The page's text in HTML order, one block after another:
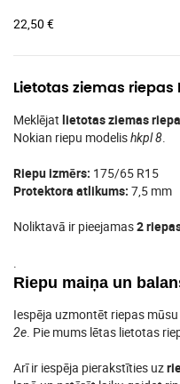
22,50 €
Lietotas ziemas riepas
Meklējat lietotas ziemas
Nokian riepu modelishkpl 8.
Riepu izmērs: 175/65 R15
Protektora atlikums: 7,5 mm
Noliktavā ir pieejamas2
.
Riepu maiņa un
Iespēja uzmontēt riepas mūsu
2e. Pie mums lētas lietotas
Arī ir iespēja pierakstīties uz